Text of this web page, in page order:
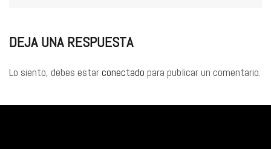
DEJA UNA RESPUESTA
Lo siento, debes estarconectado para publicar un comentario.